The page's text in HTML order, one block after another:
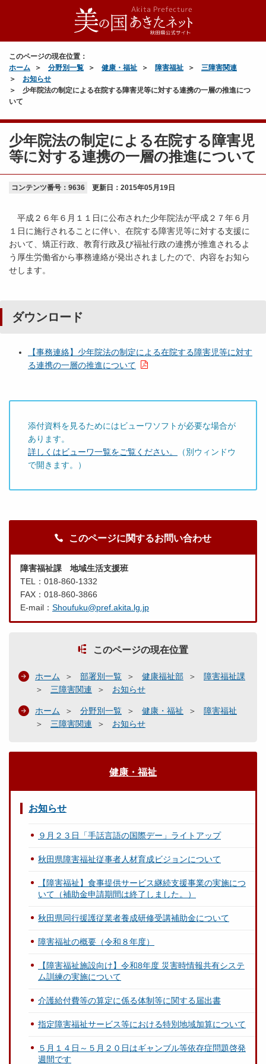
このページの現在位置：
ホーム
分野別一覧 健康・福祉 障害福祉
三障害関連
お知らせ
少年院法の制定による在院する障害児等に対する連携の一層の推進につ
いて
少年院法の制定による在院する障害児
等に対する連携の一層の推進について
コンテンツ番号：9636 更新日： 2015年05月19日
平成２６年６月１１日に公布された少年院法が平成２７年６月
１日に施行されることに伴い、在院する障害児等に対する支援に
おいて、矯正行政、教育行政及び福祉行政の連携が推進されるよ
う厚生労働省から事務連絡が発出されましたので、内容をお知ら
せします。
ダウンロード
【事務連絡】少年院法の制定による在院する障害児等に対す
る連携の一層の推進について
添付資料を見るためにはビューワソフトが必要な場合が
あります。
詳しくはビューワ一覧をご覧ください。
（別ウィンドウ
で開きます。）
このページに関するお問い合わせ
障害福祉課 地域生活支援班
TEL：018-860-1332
FAX：018-860-3866
E-mail： Shoufuku@pref.akita.lg.jp
このページの現在位置
ホーム 部署別一覧 健康福祉部
障害福祉課
三障害関連
お知らせ
ホーム 分野別一覧 健康・福祉
障害福祉
三障害関連
お知らせ
健康・福祉
お知らせ
９月２３日「手話言語の国際デー」ライトアップ
秋田県障害福祉従事者人材育成ビジョンについて
【障害福祉】食事提供サービス継続支援事業の実施につ
いて（補助金申請期間は終了しました。）
秋田県同行援護従業者養成研修受講補助金について
障害福祉の概要（令和８年度）
【障害福祉施設向け】令和8年度 災害時情報共有システ
ム訓練の実施について
介護給付費等の算定に係る体制等に関する届出書
指定障害福祉サービス等における特別地域加算について
５月１４日～５月２０日はギャンブル等依存症問題啓発
週間です